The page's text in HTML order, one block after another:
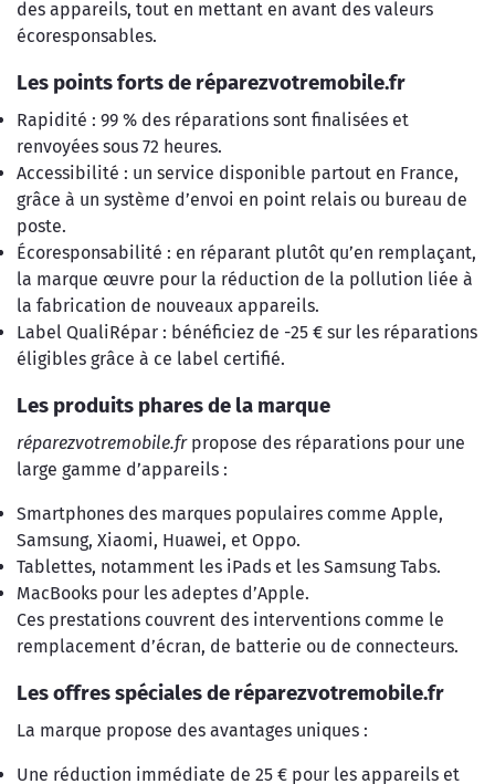
des appareils, tout en mettant en avant des valeurs
écoresponsables.
Les points forts de réparezvotremobile.fr
Rapidité : 99 % des réparations sont finalisées et
renvoyées sous 72 heures.
Accessibilité : un service disponible partout en France,
grâce à un système d’envoi en point relais ou bureau de
poste.
Écoresponsabilité : en réparant plutôt qu’en remplaçant,
la marque œuvre pour la réduction de la pollution liée à
la fabrication de nouveaux appareils.
Label QualiRépar : bénéficiez de -25 € sur les réparations
éligibles grâce à ce label certifié.
Les produits phares de la marque
réparezvotremobile.frpropose des réparations pour une
large gamme d’appareils :
Smartphones des marques populaires comme Apple,
Samsung, Xiaomi, Huawei, et Oppo.
Tablettes, notamment les iPads et les Samsung Tabs.
MacBooks pour les adeptes d’Apple.
Ces prestations couvrent des interventions comme le
remplacement d’écran, de batterie ou de connecteurs.
Les offres spéciales de réparezvotremobile.fr
La marque propose des avantages uniques :
Une réduction immédiate de 25 € pour les appareils et